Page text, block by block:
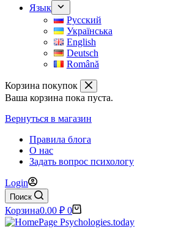
Язык
Русский
Українська
English
Deutsch
Română
Корзина покупок
Ваша корзина пока пуста.
Вернуться в магазин
Правила блога
О нас
Задать вопрос психологу
Login
Поиск
Корзина0.00 ₽ 0